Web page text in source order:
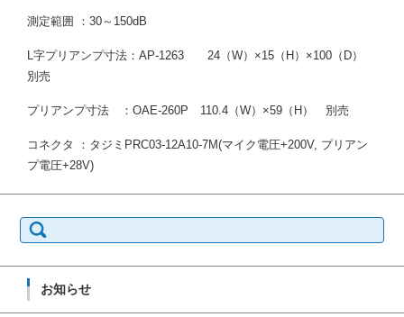
測定範囲 ：30～150dB
L字プリアンプ寸法：AP-1263 24（W）×15（H）×100（D）
別売
プリアンプ寸法 ：OAE-260P 110.4（W）×59（H） 別売
コネクタ ：タジミPRC03-12A10-7M(マイク電圧+200V, プリアン
プ電圧+28V)
索:
お知らせ